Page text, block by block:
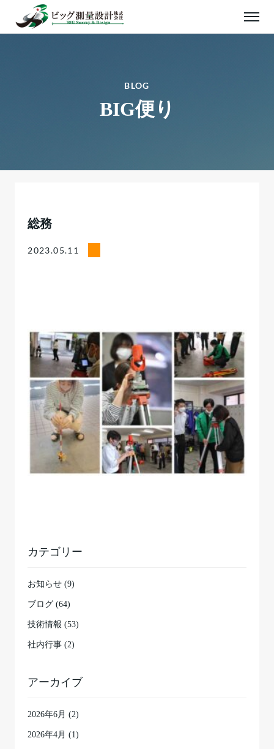
BLOG
BIG便り
総務
2023.05.11
カテゴリー
お知らせ (9)
ブログ (64)
技術情報 (53)
社内行事 (2)
アーカイブ
2026年6月 (2)
2026年4月 (1)